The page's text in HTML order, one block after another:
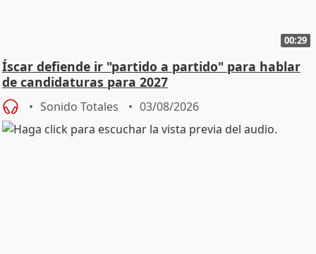
00:29
Íscar defiende ir "partido a partido" para hablar
de candidaturas para 2027
Sonido Totales 03/08/2026